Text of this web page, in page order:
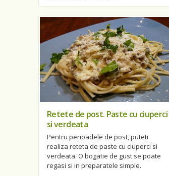
Retete de post. Paste cu ciuperci
si verdeata
Pentru perioadele de post, puteti
realiza reteta de paste cu ciuperci si
verdeata. O bogatie de gust se poate
regasi si in preparatele simple.